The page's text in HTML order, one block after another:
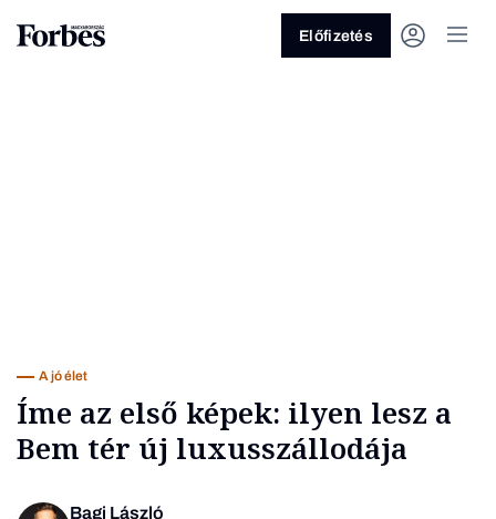
Előfizetés
A jó élet
Íme az első képek: ilyen lesz a
Bem tér új luxusszállodája
Bagi László